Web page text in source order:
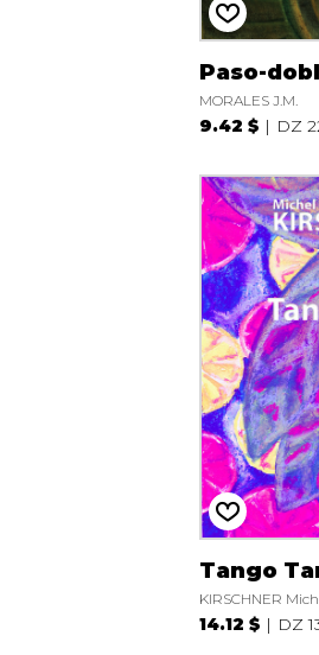
Paso-
MORALES J.M.
9.42 $ DZ
Tango
KIRSCHNER
14.12 $ DZ